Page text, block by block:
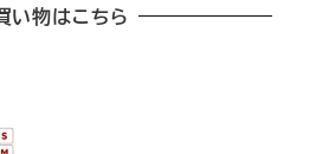
い物はこちら